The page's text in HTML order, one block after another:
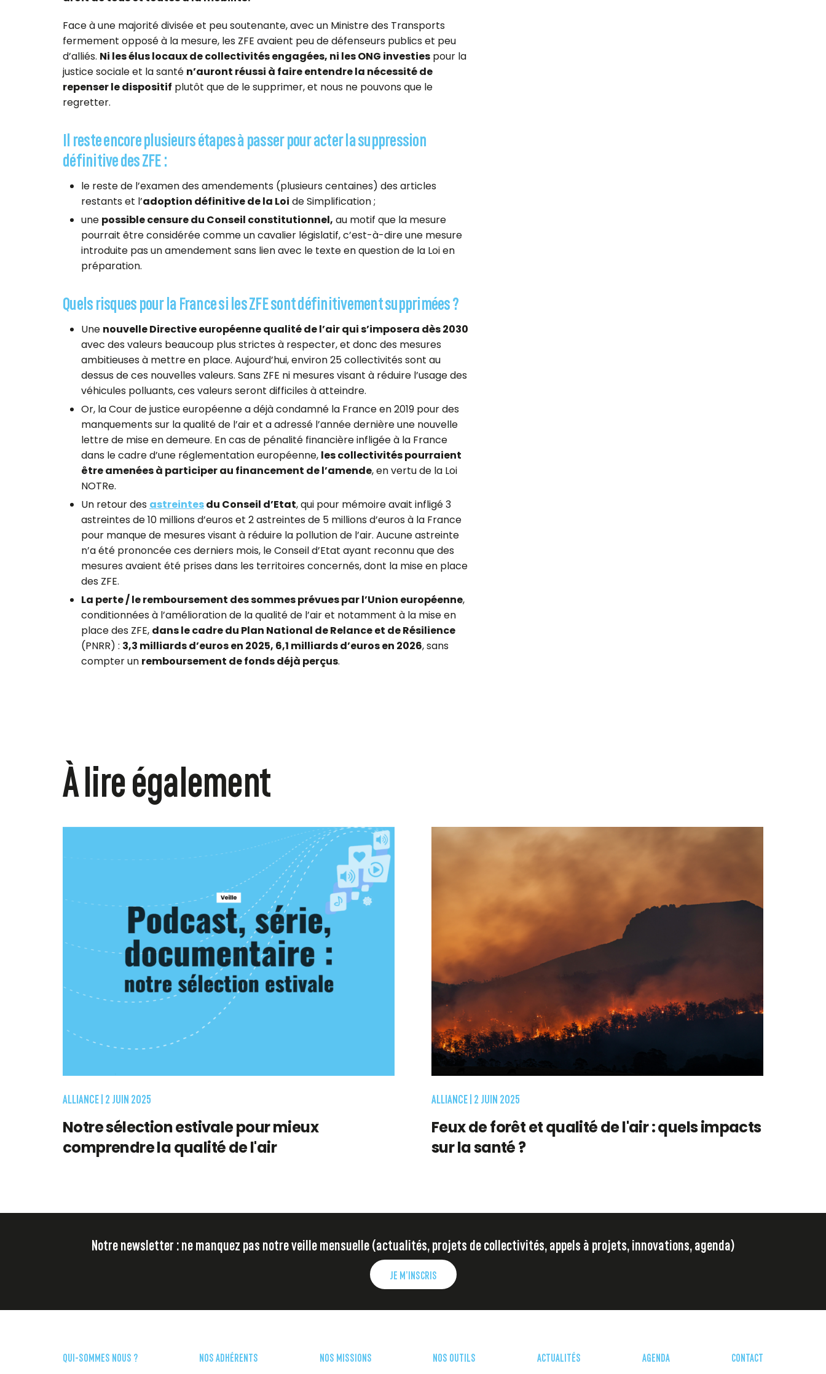
Face à une majorité divisée et peu soutenante, avec un Ministre des Transports
fermement opposé à la mesure, les ZFE avaient peu de défenseurs publics et peu
d’alliés. Ni les élus locaux de collectivités engagées, ni les ONG investies pour la
justice sociale et la santé n’auront réussi à faire entendre la nécessité de
repenser le dispositif plutôt que de le supprimer, et nous ne pouvons que le
regretter.
Il reste encore plusieurs étapes à passer pour acter la suppression
définitive des ZFE :
le reste de l’examen des amendements (plusieurs centaines) des articles
restants et l’adoption définitive de la Loi de Simplification ;
une possible censure du Conseil constitutionnel, au motif que la mesure
pourrait être considérée comme un cavalier législatif, c’est-à-dire une mesure
introduite pas un amendement sans lien avec le texte en question de la Loi en
préparation.
Quels risques pour la France si les ZFE sont définitivement supprimées ?
Une nouvelle Directive européenne qualité de l’air qui s’imposera dès 2030
avec des valeurs beaucoup plus strictes à respecter, et donc des mesures
ambitieuses à mettre en place. Aujourd’hui, environ 25 collectivités sont au
dessus de ces nouvelles valeurs. Sans ZFE ni mesures visant à réduire l’usage des
véhicules polluants, ces valeurs seront difficiles à atteindre.
Or, la Cour de justice européenne a déjà condamné la France en 2019 pour des
manquements sur la qualité de l’air et a adressé l’année dernière une nouvelle
lettre de mise en demeure. En cas de pénalité financière infligée à la France
dans le cadre d’une réglementation européenne, les collectivités pourraient
être amenées à participer au financement de l’amende, en vertu de la Loi
NOTRe.
Un retour des astreintesdu Conseil d’Etat, qui pour mémoire avait infligé 3
astreintes de 10 millions d’euros et 2 astreintes de 5 millions d’euros à la France
pour manque de mesures visant à réduire la pollution de l’air. Aucune astreinte
n’a été prononcée ces derniers mois, le Conseil d’Etat ayant reconnu que des
mesures avaient été prises dans les territoires concernés, dont la mise en place
des ZFE.
La perte / le remboursement des sommes prévues par l’Union européenne,
conditionnées à l’amélioration de la qualité de l’air et notamment à la mise en
place des ZFE, dans le cadre du Plan National de Relance et de Résilience
(PNRR) : 3,3 milliards d’euros en 2025, 6,1 milliards d’euros en 2026, sans
compter un remboursement de fonds déjà perçus.
À lire également
ALLIANCE | 2 JUIN 2025
Notre sélection estivale pour mieux
comprendre la qualité de l'air
ALLIANCE | 2 JUIN 2025
Feux de forêt et qualité de l'air : quels impacts
sur la santé ?
Notre newsletter : ne manquez pas notre veille mensuelle (actualités, projets de collectivités, appels à projets, innovations, agenda)
JE M’INSCRIS
QUI-SOMMES NOUS ? NOS ADHÉRENTS NOS MISSIONS NOS OUTILS ACTUALITÉS AGENDA CONTACT